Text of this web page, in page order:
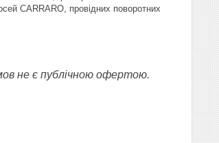
CARRARO, провідних поворотних
не є публічною офертою.